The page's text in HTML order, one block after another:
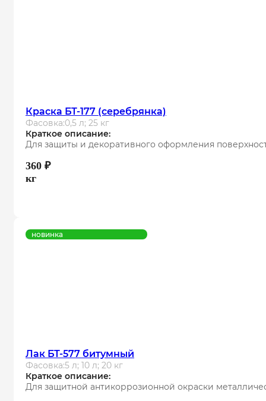
Краска БТ-177 (серебрянка)
Фасовка:0,5 л; 25 кг
Краткое описание:
Для защиты и декоративного оформления
360 ₽
кг
новинка
Лак БТ-577 битумный
Фасовка:5 л; 10 л; 20 кг
Краткое описание:
Для защитной антикоррозионной окраски